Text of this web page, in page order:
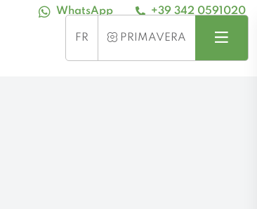
WhatsApp +39 342 0591020
Recherche
FR STAGIONE
PRIMAVERA Menu